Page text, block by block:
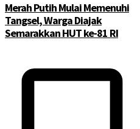
Merah Putih Mulai Memenuhi
Tangsel, Warga Diajak
Semarakkan HUT ke-81 RI